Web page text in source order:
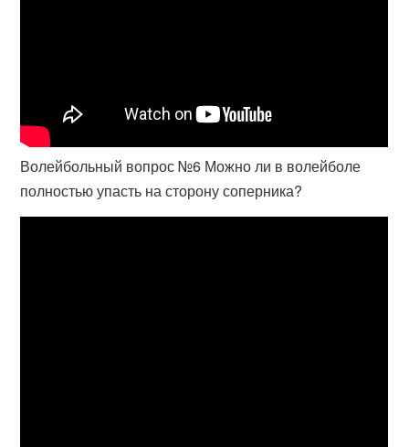
Волейбольный вопрос №6 Можно ли в волейболе
полностью упасть на сторону соперника?